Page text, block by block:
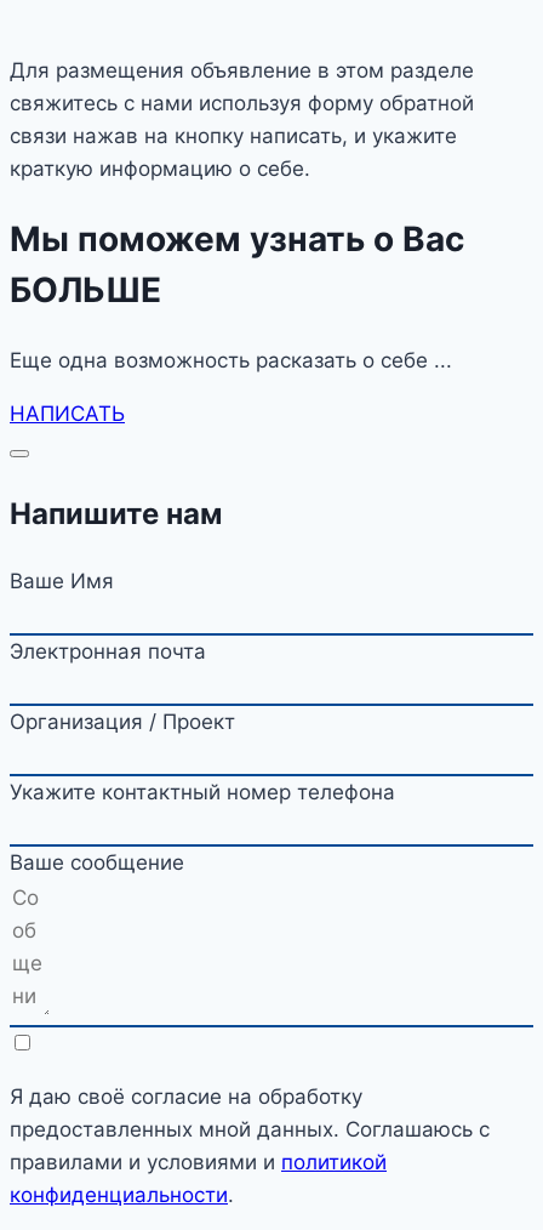
Для размещения объявление в этом разделе
свяжитесь с нами используя форму обратной
связи нажав на кнопку написать, и укажите
краткую информацию о себе.
Мы поможем узнать о Вас
БОЛЬШЕ
Еще одна возможность расказать о себе ...
НАПИСАТЬ
Напишите нам
Ваше Имя
Электронная почта
Организация / Проект
Укажите контактный номер телефона
Ваше сообщение
Я даю своё согласие на обработку
предоставленных мной данных. Соглашаюсь с
правилами и условиями и политикой
конфиденциальности.